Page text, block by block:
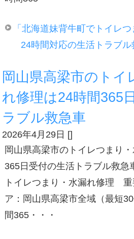
「北海道妹背牛町でトイレ
24時間対応の生活トラブ
岡山県高梁市のトイ
れ修理は24時間365
ラブル救急車
2026年4月29日 []
岡山県高梁市のトイレつまり
365日受付の生活トラブル救急
トイレつまり・水漏れ修理 重
ア：岡山県高梁市全域（最短
間365・・・